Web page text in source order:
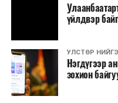
Батлан
Хуулиар
контент,
Заавал олгохоос
үйлдвэр
УЛСТӨР
Нэгдүгээр
зохион